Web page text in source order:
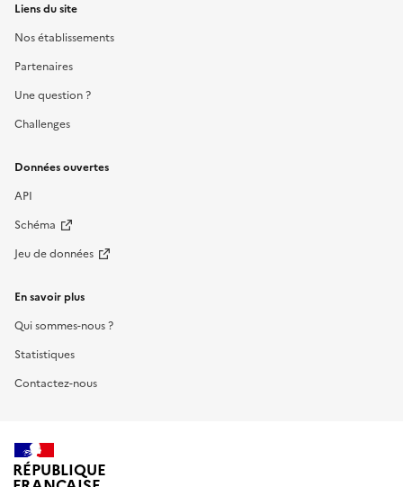
Liens du site
Nos établissements
Partenaires
Une question ?
Challenges
Données ouvertes
API
Schéma
Jeu de données
En savoir plus
Qui sommes-nous ?
Statistiques
Contactez-nous
RÉPUBLIQUE